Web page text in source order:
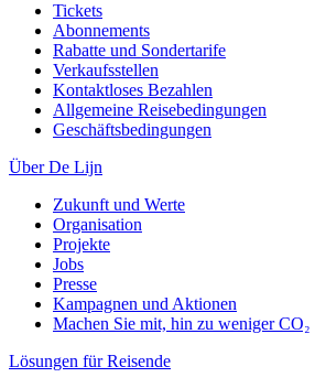
Tickets
Abonnements
Rabatte und Sondertarife
Verkaufsstellen
Kontaktloses Bezahlen
Allgemeine Reisebedingungen
Geschäftsbedingungen
Über De Lijn
Zukunft und Werte
Organisation
Projekte
Jobs
Presse
Kampagnen und Aktionen
Machen Sie mit, hin zu weniger CO₂
Lösungen für Reisende